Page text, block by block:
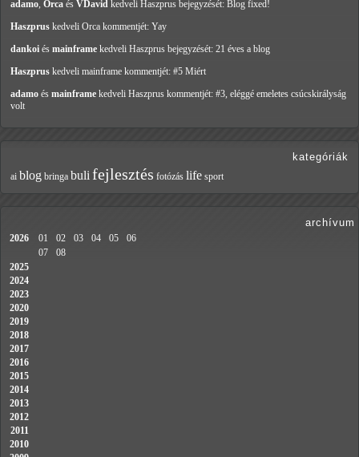
adamo, Orca és VDavid kedveli Haszprus bejegyzését: Blog fixed!
Haszprus kedveli Orca kommentjét: Yay
dankoi és mainframe kedveli Haszprus bejegyzését: 21 éves a blog
Haszprus kedveli mainframe kommentjét: #5 Miért
adamo és mainframe kedveli Haszprus kommentjét: #3, eléggé emeletes csúcskirályság
volt
kategóriák
ai blog bringa bulifejlesztés fotózás life sport
archívum
2026 01 02 03 04 05
06
07
08
2025
2024
2023
2020
2019
2018
2017
2016
2015
2014
2013
2012
2011
2010